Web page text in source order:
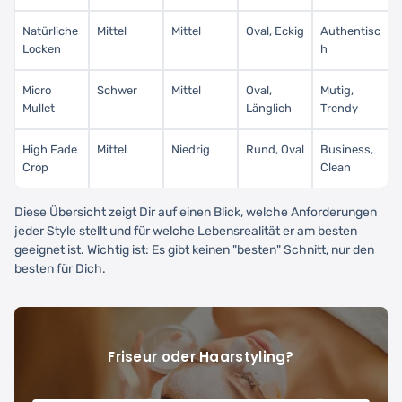
Natürliche
Locken
Mittel Mittel Oval, Eckig
Authentisc
h
Micro
Mullet
Schwer Mittel
Oval,
Länglich
Mutig,
Trendy
High Fade
Crop
Mittel Niedrig Rund, Oval
Business,
Clean
Diese Übersicht zeigt Dir auf einen Blick, welche Anforderungen
jeder Style stellt und für welche Lebensrealität er am besten
geeignet ist. Wichtig ist: Es gibt keinen "besten" Schnitt, nur den
besten für Dich.
Friseur oder Haarstyling?